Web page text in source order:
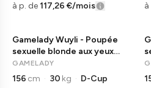
à p. de117,26 €/mois
Gamelady Wuyli - Poupée
sexuelle blonde aux yeux
bleus de l'anime
GAMELADY
156 cm · 30 kg · D-Cup